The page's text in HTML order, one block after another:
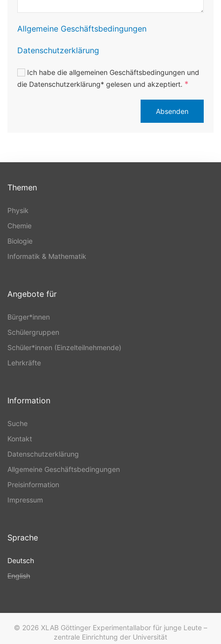
Allgemeine Geschäftsbedingungen
Datenschutzerklärung
Ich habe die allgemeinen Geschäftsbedingungen und
die Datenschutzerklärung* gelesen und akzeptiert. *
Absenden
Themen
Physik
Chemie
Biologie
Informatik & Mathematik
Angebote für
Bürger*innen
Schülergruppen
Schüler*innen (Einzelteilnehmende)
Lehrkräfte
Information
Suche
Kontakt
Datenschutzerklärung
Allgemeine Geschäftsbedingungen
Preisinformation
Impressum
Sprache
Deutsch
English
© 2026 XLAB Göttinger Experimentallabor für junge Leute –
zentrale Einrichtung der Universität